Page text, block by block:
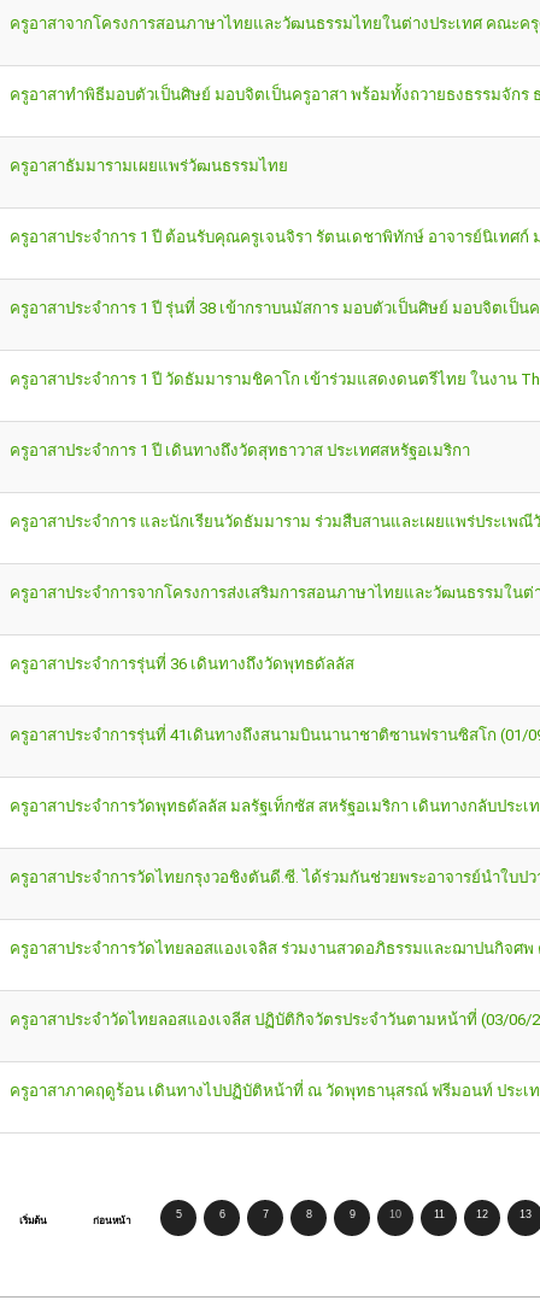
ครูอาสาจากโครงการสอนภาษาไทยและวัฒนธรรมไทยในต่างประเทศ คณะค
ครูอาสาทำพิธีมอบตัวเป็นศิษย์ มอบจิตเป็นครูอาสา พร้อมทั้งถวายธงธรรมจัก
ครูอาสาธัมมารามเผยแพร่วัฒนธรรมไทย
ครูอาสาประจำการ 1 ปี ต้อนรับคุณครูเจนจิรา รัตนเดชาพิทักษ์ อาจารย์นิเทศ
ครูอาสาประจำการ 1 ปี รุ่นที่ 38 เข้ากราบนมัสการ มอบตัวเป็นศิษย์ มอบจิตเป็น
ครูอาสาประจำการ 1 ปี วัดธัมมารามชิคาโก เข้าร่วมแสดงดนตรีไทย ในงาน
ครูอาสาประจำการ 1 ปี เดินทางถึงวัดสุทธาวาส ประเทศสหรัฐอเมริกา
ครูอาสาประจำการ และนักเรียนวัดธัมมาราม ร่วมสืบสานและเผยแพร่ประเ
ครูอาสาประจำการจากโครงการส่งเสริมการสอนภาษาไทยและวัฒนธรรมใ
ครูอาสาประจำการรุ่นที่ 36 เดินทางถึงวัดพุทธดัลลัส
ครูอาสาประจำการรุ่นที่ 41เดินทางถึงสนามบินนานาชาติซานฟรานซิสโก (01/
ครูอาสาประจำการวัดพุทธดัลลัส มลรัฐเท็กซัส สหรัฐอเมริกา เดินทางกลับประเ
ครูอาสาประจำการวัดไทยกรุงวอชิงตันดี.ซี. ได้ร่วมกันช่วยพระอาจารย์นำใบ
ครูอาสาประจำการวัดไทยลอสแองเจลิส ร่วมงานสวดอภิธรรมและฌาปนกิจศ
ครูอาสาประจำวัดไทยลอสแองเจลีส ปฏิบัติกิจวัตรประจำวันตามหน้าที่ (03/06/
ครูอาสาภาคฤดูร้อน เดินทางไปปฏิบัติหน้าที่ ณ วัดพุทธานุสรณ์ ฟรีมอนท์ ประเท
เริ่มต้น ก่อนหน้า 5 6 7 8 9 10 11 12 13